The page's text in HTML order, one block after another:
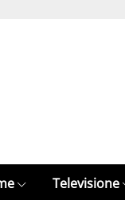
Televisione